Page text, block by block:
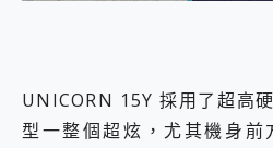
UNICORN 15Y 採用了超高
型一整個超炫，尤其機身前